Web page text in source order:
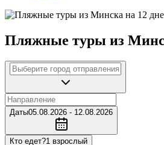
Пляжные туры из
Даты05.08.2026 - 12.08.2026
Кто едет?1 взрослый